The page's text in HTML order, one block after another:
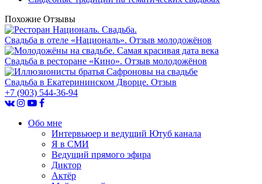
Похожие Отзывы
Свадьба в отеле «Националь». Отзыв молодожёнов
Свадьба в ресторане «Кино». Отзыв молодожёнов
Свадьба в Екатерининском Дворце. Отзыв
+7 (903) 544-36-94
Обо мне
Интервьюер и ведущий Ютуб канала
Я в СМИ
Ведущий прямого эфира
Диктор
Актёр